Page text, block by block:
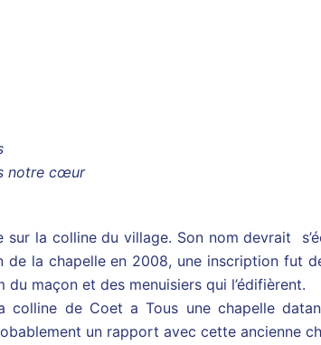
notre cœur
la colline du village. Son nom devrait
de la chapelle en 2008, une inscription fut
maçon et des menuisiers qui l’édifièrent.
de Coet a Tous une chapelle
un rapport avec cette ancienne